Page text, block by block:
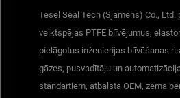
Tesel Seal Tech (Sjamens) Co., Ltd.
veiktspējas PTFE blīvējumus,
pielāgotus inženierijas blīvēšanas
gāzes, pusvadītāju un
standartiem, atbalsta OEM, zema